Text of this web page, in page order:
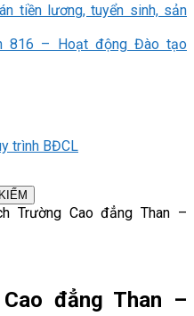
tiền lương, tuyển sinh, sản
816 – Hoạt động Đào tạo
trình BĐCL
Trường Cao đẳng Than –
đẳng Than –